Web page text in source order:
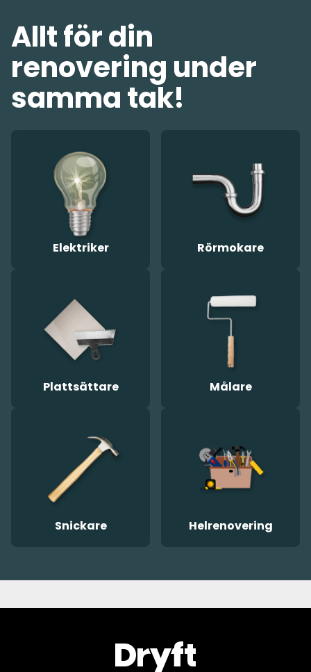
Allt för din
renovering under
samma tak!
Elektriker Rörmokare
Plattsättare Målare
Snickare Helrenovering